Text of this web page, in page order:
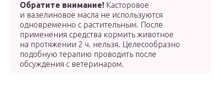
Обратите внимание! Касторовое
и вазелиновое масла не используются
одновременно с растительным. После
применения средства кормить животное
на протяжении 2 ч. нельзя. Целесообразно
подобную терапию проводить после
обсуждения с ветеринаром.